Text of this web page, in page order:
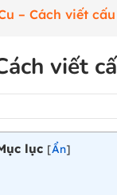
– Cách viết
viết
lục [Ẩn]